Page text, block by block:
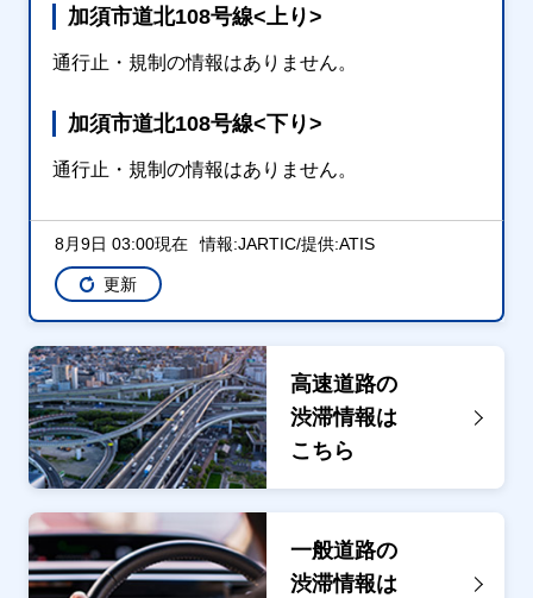
加須市道北108号線<上り>
通行止・規制の情報はありません。
加須市道北108号線<下り>
通行止・規制の情報はありません。
8月9日 03:00現在 情報:JARTIC/提供:ATIS
更新
高速道路の
渋滞情報は
こちら
一般道路の
渋滞情報は